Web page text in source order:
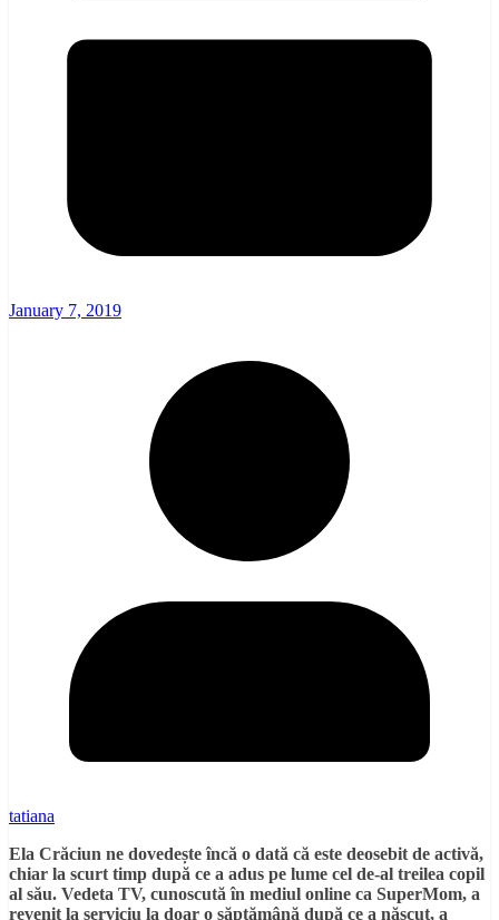
January 7, 2019
tatiana
Ela Crăciun ne dovedește încă o dată că este deosebit de activă,
chiar la scurt timp după ce a adus pe lume cel de-al treilea copil
al său. Vedeta TV, cunoscută în mediul online ca SuperMom, a
revenit la serviciu la doar o săptămână după ce a născut, a